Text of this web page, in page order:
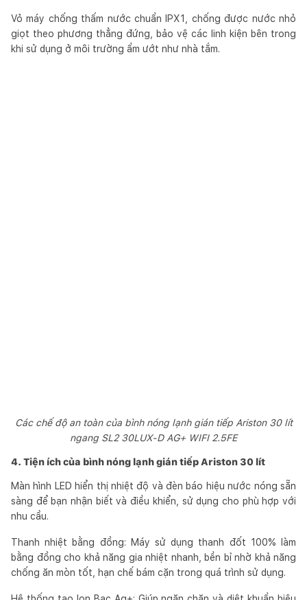
Vỏ máy chống thấm nước chuẩn IPX1, chống được nước nhỏ
giọt theo phương thẳng đứng, bảo vệ các linh kiện bên trong
khi sử dụng ở môi trường ẩm ướt như nhà tắm.
Các chế độ an toàn của bình nóng lạnh gián tiếp Ariston 30 lít
ngang SL2 30LUX-D AG+ WIFI 2.5FE
4. Tiện ích của bình nóng lạnh gián tiếp Ariston 30 lít
Màn hình LED hiển thị nhiệt độ và đèn báo hiệu nước nóng sẵn
sàng để bạn nhận biết và điều khiển, sử dụng cho phù hợp với
nhu cầu.
Thanh nhiệt bằng đồng: Máy sử dụng thanh đốt 100% làm
bằng đồng cho khả năng gia nhiệt nhanh, bền bỉ nhờ khả năng
chống ăn mòn tốt, hạn chế bám cặn trong quá trình sử dụng.